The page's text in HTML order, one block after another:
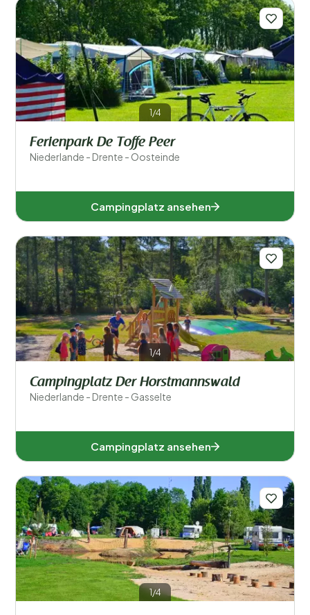
Nordholland (1)
Oberyssel (5)
Seeland (1)
Südholland (2)
Utrecht (2)
Unterkunftstyp
Schwimmen
Allgemein
Sport und Freizeit
1/4
Ferienpark De Toffe Peer
Niederlande - Drente - Oosteinde
Campingplatz ansehen
1/4
Campingplatz Der Horstmannswald
Niederlande - Drente - Gasselte
Campingplatz ansehen
1/4